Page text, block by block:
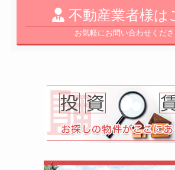
不動産業者様は
お気軽にお問い合わせくださ